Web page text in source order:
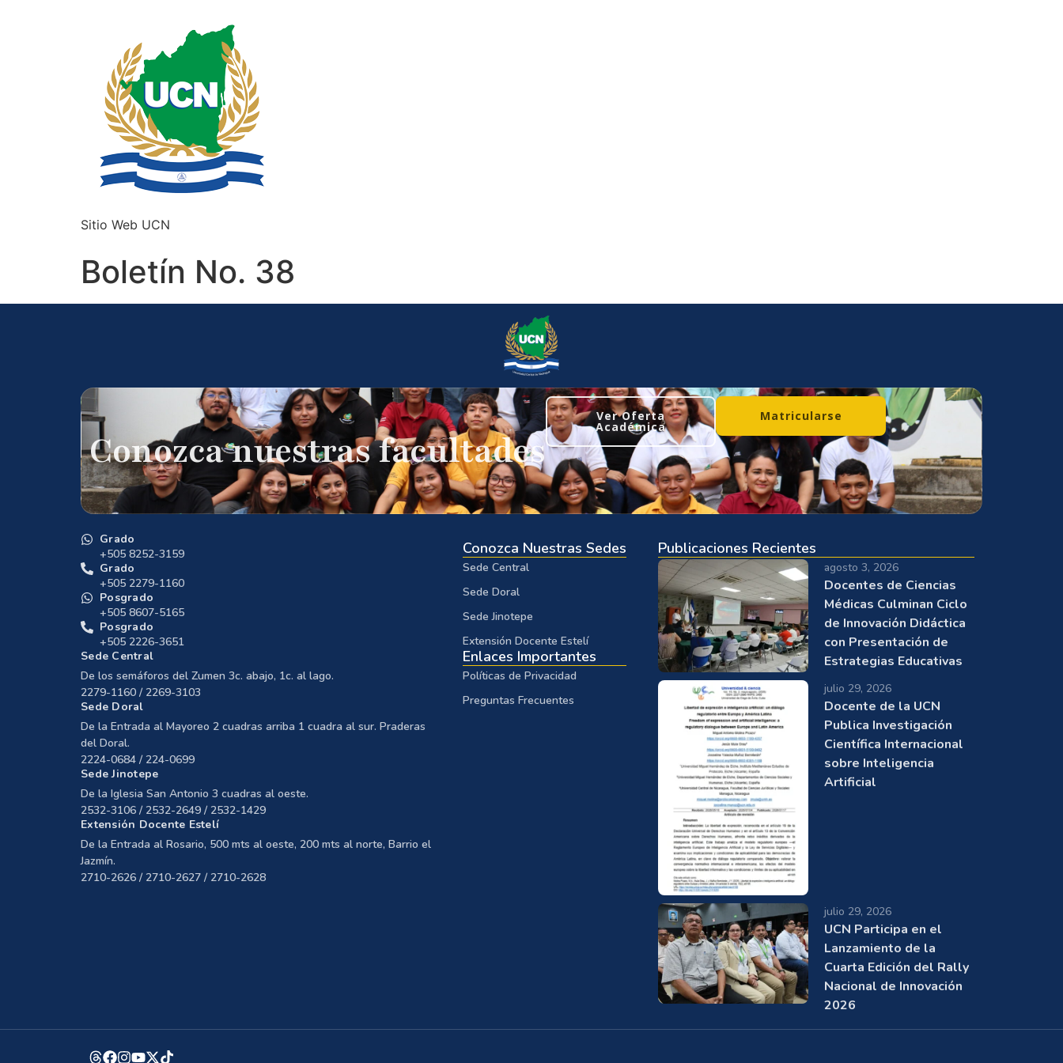
Sitio Web UCN
Boletín No. 38
Conozca nuestras facultades
Ver Oferta
Académica
Matricularse
Grado
+505 8252-3159
Grado
+505 2279-1160
Posgrado
+505 8607-5165
Posgrado
+505 2226-3651
Sede Central
De los semáforos del Zumen 3c. abajo, 1c. al lago.
2279-1160 / 2269-3103
Sede Doral
De la Entrada al Mayoreo 2 cuadras arriba 1 cuadra al sur. Praderas
del Doral.
2224-0684 / 224-0699
Sede Jinotepe
De la Iglesia San Antonio 3 cuadras al oeste.
2532-3106 / 2532-2649 / 2532-1429
Extensión Docente Estelí
De la Entrada al Rosario, 500 mts al oeste, 200 mts al norte, Barrio el
Jazmín.
2710-2626 / 2710-2627 / 2710-2628
Conozca Nuestras Sedes
Sede Central
Sede Doral
Sede Jinotepe
Extensión Docente Estelí
Enlaces Importantes
Políticas de Privacidad
Preguntas Frecuentes
Publicaciones Recientes
agosto 3, 2026
Docentes de Ciencias
Médicas Culminan Ciclo
de Innovación Didáctica
con Presentación de
Estrategias Educativas
julio 29, 2026
Docente de la UCN
Publica Investigación
Científica Internacional
sobre Inteligencia
Artificial
julio 29, 2026
UCN Participa en el
Lanzamiento de la
Cuarta Edición del Rally
Nacional de Innovación
2026